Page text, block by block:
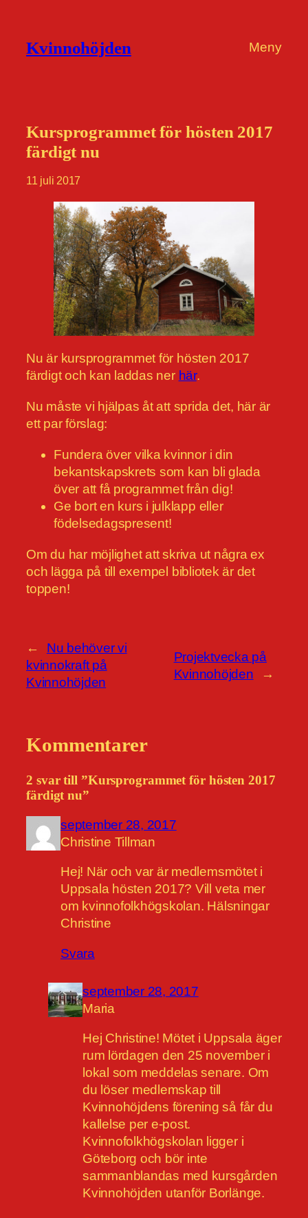
innehåll
Kvinnohöjden Meny
Kursprogrammet för hösten 2017
färdigt nu
11 juli 2017
Nu är kursprogrammet för hösten 2017
färdigt och kan laddas ner här.
Nu måste vi hjälpas åt att sprida det, här är
ett par förslag:
Fundera över vilka kvinnor i din
bekantskapskrets som kan bli glada
över att få programmet från dig!
Ge bort en kurs i julklapp eller
födelsedagspresent!
Om du har möjlighet att skriva ut några ex
och lägga på till exempel bibliotek är det
toppen!
←
Nu behöver vi
kvinnokraft på
Kvinnohöjden
Projektvecka på
Kvinnohöjden
→
Kommentarer
2 svar till ”Kursprogrammet för hösten 2017
färdigt nu”
september 28, 2017
Christine Tillman
Hej! När och var är medlemsmötet i
Uppsala hösten 2017? Vill veta mer
om kvinnofolkhögskolan. Hälsningar
Christine
Svara
september 28, 2017
Maria
Hej Christine! Mötet i Uppsala äger
rum lördagen den 25 november i
lokal som meddelas senare. Om
du löser medlemskap till
Kvinnohöjdens förening så får du
kallelse per e-post.
Kvinnofolkhögskolan ligger i
Göteborg och bör inte
sammanblandas med kursgården
Kvinnohöjden utanför Borlänge.